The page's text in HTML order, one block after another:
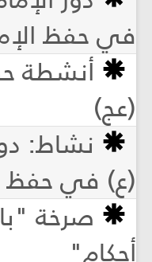
في حفظ
أنشطة
(عج)
نشاط:
(ع) في حفظ
صرخة
أحكام"